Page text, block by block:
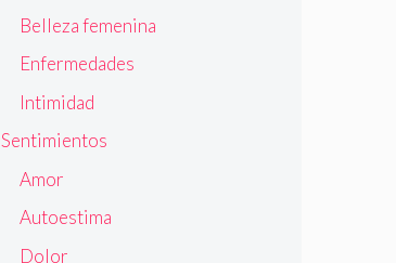
Belleza femenina
Enfermedades
Intimidad
Sentimientos
Amor
Autoestima
Dolor